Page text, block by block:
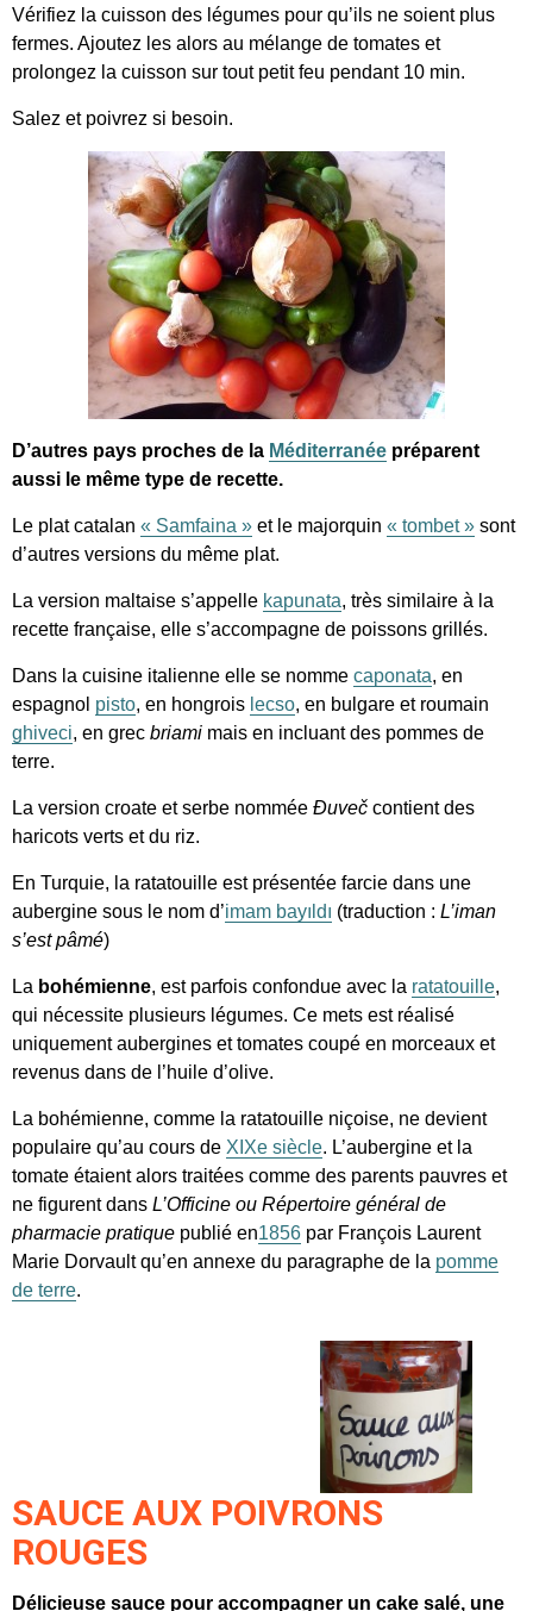
Vérifiez la cuisson des légumes pour qu’ils ne soient plus
fermes. Ajoutez les alors au mélange de tomates et
prolongez la cuisson sur tout petit feu pendant 10 min.
Salez et poivrez si besoin.
D’autres pays proches de la Méditerranée préparent
aussi le même type de recette.
Le plat catalan « Samfaina » et le majorquin « tombet » sont
d’autres versions du même plat.
La version maltaise s’appelle kapunata, très similaire à la
recette française, elle s’accompagne de poissons grillés.
Dans la cuisine italienne elle se nomme caponata, en
espagnol pisto, en hongrois lecso, en bulgare et roumain
ghiveci, en grec briami mais en incluant des pommes de
terre.
La version croate et serbe nommée Đuveč contient des
haricots verts et du riz.
En Turquie, la ratatouille est présentée farcie dans une
aubergine sous le nom d’imam bayıldı (traduction : L’iman
s’est pâmé)
La bohémienne, est parfois confondue avec la ratatouille,
qui nécessite plusieurs légumes. Ce mets est réalisé
uniquement aubergines et tomates coupé en morceaux et
revenus dans de l’huile d’olive.
La bohémienne, comme la ratatouille niçoise, ne devient
populaire qu’au cours de XIXe siècle. L’aubergine et la
tomate étaient alors traitées comme des parents pauvres et
ne figurent dans L’Officine ou Répertoire général de
pharmacie pratique publié en1856 par François Laurent
Marie Dorvault qu’en annexe du paragraphe de la pomme
de terre.
SAUCE AUX POIVRONS
ROUGES
Délicieuse sauce pour accompagner un cake salé, une